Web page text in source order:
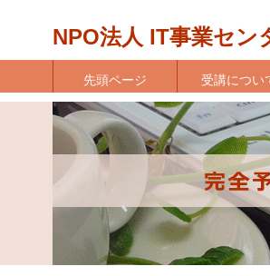
NPO法人 IT事業セン
先頭ページ 受講につい